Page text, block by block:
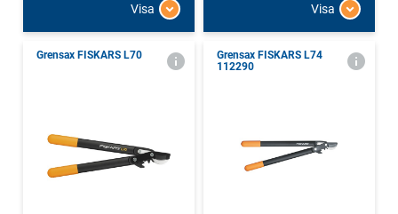
Visa Visa
Grensax FISKARS L70
Grensax FISKARS L74
112290